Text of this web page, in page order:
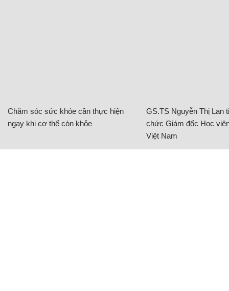
Chăm sóc sức khỏe cần thực hiện
ngay khi cơ thể còn khỏe
GS.TS Nguyễn Thị Lan
chức Giám đốc Học
Việt Nam